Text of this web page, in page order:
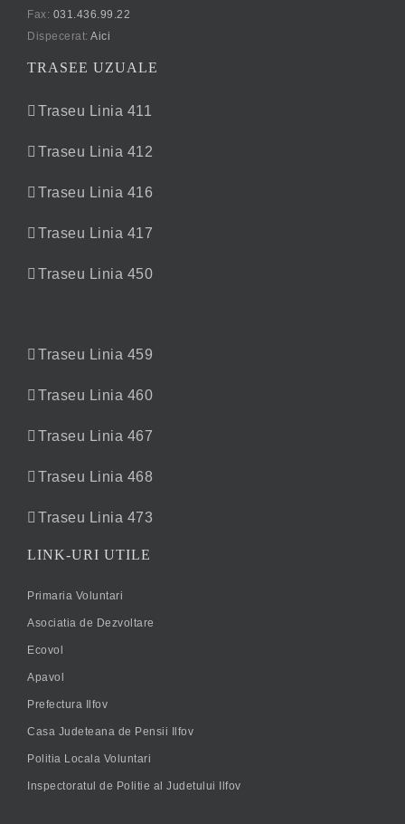
Fax: 031.436.99.22
Dispecerat: Aici
TRASEE UZUALE
Traseu Linia 411
Traseu Linia 412
Traseu Linia 416
Traseu Linia 417
Traseu Linia 450
Traseu Linia 459
Traseu Linia 460
Traseu Linia 467
Traseu Linia 468
Traseu Linia 473
LINK-URI UTILE
Primaria Voluntari
Asociatia de Dezvoltare
Ecovol
Apavol
Prefectura Ilfov
Casa Judeteana de Pensii Ilfov
Politia Locala Voluntari
Inspectoratul de Politie al Judetului Ilfov